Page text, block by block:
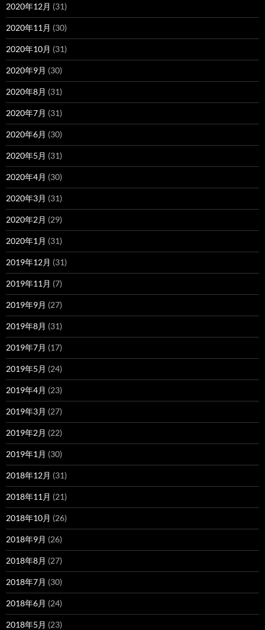
2020年12月 (31)
2020年11月 (30)
2020年10月 (31)
2020年9月 (30)
2020年8月 (31)
2020年7月 (31)
2020年6月 (30)
2020年5月 (31)
2020年4月 (30)
2020年3月 (31)
2020年2月 (29)
2020年1月 (31)
2019年12月 (31)
2019年11月 (7)
2019年9月 (27)
2019年8月 (31)
2019年7月 (17)
2019年5月 (24)
2019年4月 (23)
2019年3月 (27)
2019年2月 (22)
2019年1月 (30)
2018年12月 (31)
2018年11月 (21)
2018年10月 (26)
2018年9月 (26)
2018年8月 (27)
2018年7月 (30)
2018年6月 (24)
2018年5月 (23)